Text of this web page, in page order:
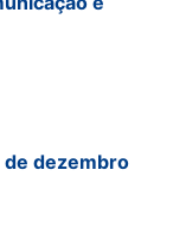
de dezembro